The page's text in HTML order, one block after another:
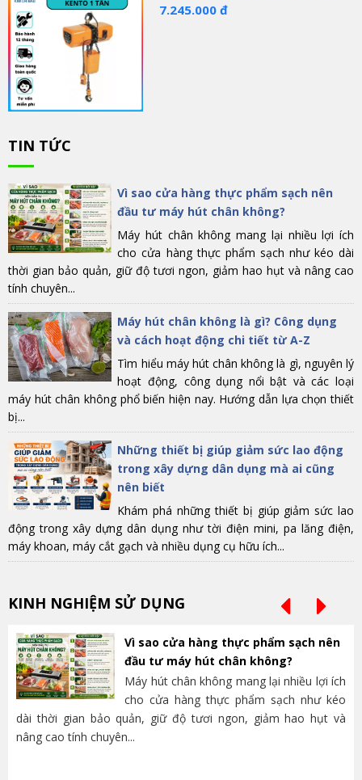
7.245.000 đ
TIN TỨC
Vì sao cửa hàng thực phẩm sạch nên
đầu tư máy hút chân không?
Máy hút chân không mang lại nhiều lợi ích
cho cửa hàng thực phẩm sạch như kéo dài
thời gian bảo quản, giữ độ tươi ngon, giảm hao hụt và nâng cao
tính chuyên...
Máy hút chân không là gì? Công dụng
và cách hoạt động chi tiết từ A-Z
Tìm hiểu máy hút chân không là gì, nguyên lý
hoạt động, công dụng nổi bật và các loại
máy hút chân không phổ biến hiện nay. Hướng dẫn lựa chọn thiết
bị...
Những thiết bị giúp giảm sức lao động
trong xây dựng dân dụng mà ai cũng
nên biết
Khám phá những thiết bị giúp giảm sức lao
động trong xây dựng dân dụng như tời điện mini, pa lăng điện,
máy khoan, máy cắt gạch và nhiều dụng cụ hữu ích...
KINH NGHIỆM SỬ DỤNG
Vì sao cửa hàng thực phẩm sạch nên
đầu tư máy hút chân không?
Máy hút chân không mang lại nhiều lợi ích
cho cửa hàng thực phẩm sạch như kéo
dài thời gian bảo quản, giữ độ tươi ngon, giảm hao hụt và
nâng cao tính chuyên...